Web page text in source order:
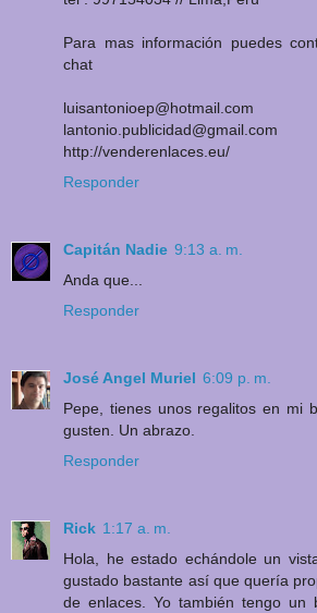
Para mas información puedes
chat
luisantonioep@hotmail.com
lantonio.publicidad@gmail.com
http://venderenlaces.eu/
Responder
Capitán Nadie 9:13 a. m.
Anda que...
Responder
José Angel Muriel 6:09 p. m.
Pepe, tienes unos regalitos en mi
gusten. Un abrazo.
Responder
Rick 1:17 a. m.
Hola, he estado echándole un
gustado bastante así que quería
de enlaces. Yo también tengo un